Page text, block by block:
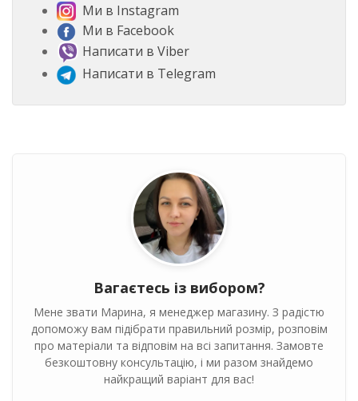
Ми в Instagram
Ми в Facebook
Написати в Viber
Написати в Telegram
Вагаєтесь із вибором?
Мене звати Марина, я менеджер магазину. З радістю
допоможу вам підібрати правильний розмір, розповім
про матеріали та відповім на всі запитання. Замовте
безкоштовну консультацію, і ми разом знайдемо
найкращий варіант для вас!